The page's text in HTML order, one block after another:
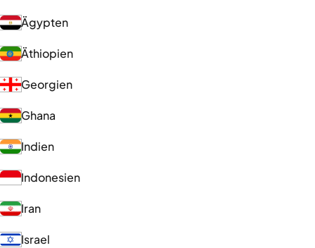
Ägypten
Äthiopien
Georgien
Ghana
Indien
Indonesien
Iran
Israel